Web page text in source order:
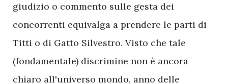
giudizio o commento sulle gesta dei
concorrenti equivalga a prendere le parti di
Titti o di Gatto Silvestro. Visto che tale
(fondamentale) discrimine non è ancora
chiaro all'universo mondo, anno delle